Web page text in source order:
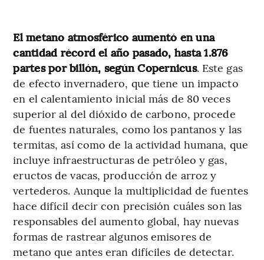
El metano atmosférico aumentó en una
cantidad récord el año pasado, hasta 1.876
partes por billón, según Copernicus. Este gas
de efecto invernadero, que tiene un impacto
en el calentamiento inicial más de 80 veces
superior al del dióxido de carbono, procede
de fuentes naturales, como los pantanos y las
termitas, así como de la actividad humana, que
incluye infraestructuras de petróleo y gas,
eructos de vacas, producción de arroz y
vertederos. Aunque la multiplicidad de fuentes
hace difícil decir con precisión cuáles son las
responsables del aumento global, hay nuevas
formas de rastrear algunos emisores de
metano que antes eran difíciles de detectar.